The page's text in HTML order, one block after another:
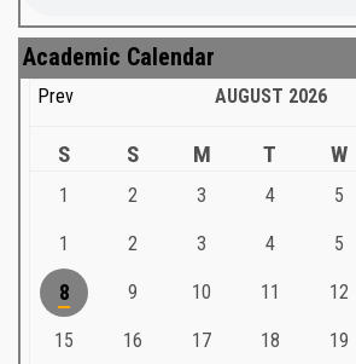
Academic Calendar
Prev AUGUST 2026
S S M T W
1 2 3 4 5
1 2 3 4 5
8 9 10 11 12
15 16 17 18 19